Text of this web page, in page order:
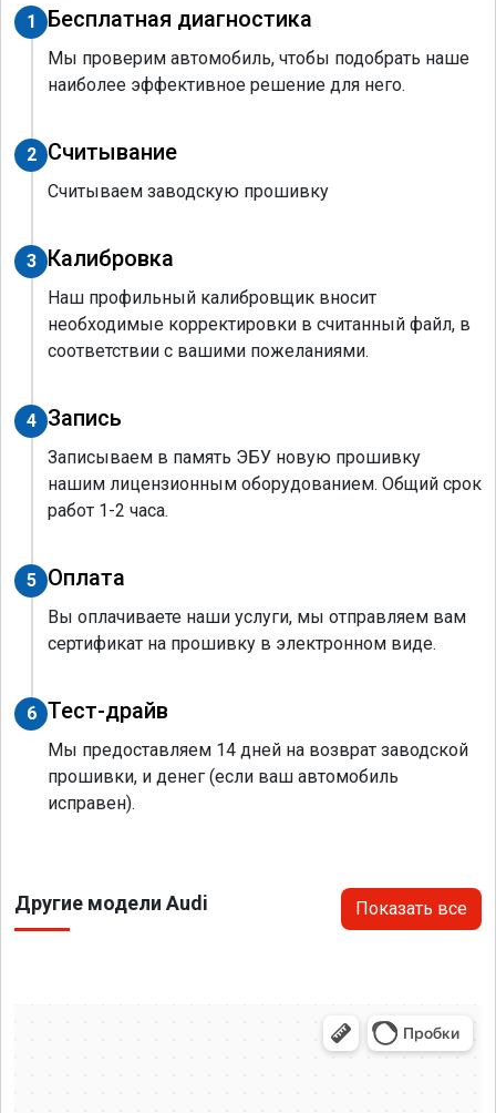
1 Бесплатная диагностика
Мы проверим автомобиль, чтобы подобрать наше
наиболее эффективное решение для него.
2 Считывание
Считываем заводскую прошивку
3 Калибровка
Наш профильный калибровщик вносит
необходимые корректировки в считанный файл, в
соответствии с вашими пожеланиями.
4 Запись
Записываем в память ЭБУ новую прошивку
нашим лицензионным оборудованием. Общий срок
работ 1-2 часа.
5 Оплата
Вы оплачиваете наши услуги, мы отправляем вам
сертификат на прошивку в электронном виде.
6 Тест-драйв
Мы предоставляем 14 дней на возврат заводской
прошивки, и денег (если ваш автомобиль
исправен).
Другие модели Audi Показать все